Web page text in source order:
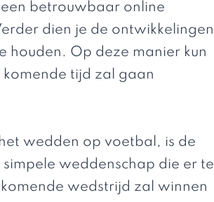
betrouwbaar online
dien je de ontwikkelingen
houden. Op deze manier kun
tijd zal gaan
wedden op voetbal, is de
weddenschap die er te
wedstrijd zal winnen